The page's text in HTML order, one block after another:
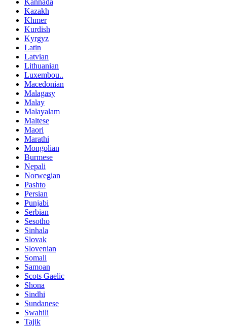
Kannada
Kazakh
Khmer
Kurdish
Kyrgyz
Latin
Latvian
Lithuanian
Luxembou..
Macedonian
Malagasy
Malay
Malayalam
Maltese
Maori
Marathi
Mongolian
Burmese
Nepali
Norwegian
Pashto
Persian
Punjabi
Serbian
Sesotho
Sinhala
Slovak
Slovenian
Somali
Samoan
Scots Gaelic
Shona
Sindhi
Sundanese
Swahili
Tajik